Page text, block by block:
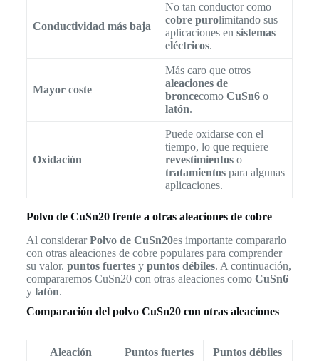
Conductividad más baja
No tan conductor como
cobre purolimitando sus
aplicaciones en sistemas
eléctricos.
Mayor coste
Más caro que otros
aleaciones de
broncecomo CuSn6o
latón.
Oxidación
Puede oxidarse con el
tiempo, lo que requiere
revestimientoso
tratamientospara algunas
aplicaciones.
Polvo de CuSn20 frente a otras aleaciones de cobre
Al considerarPolvo de CuSn20es importante compararlo
con otras aleaciones de cobre populares para comprender
su valor. puntos fuertesy puntos débiles. A continuación,
compararemos CuSn20 con otras aleaciones como CuSn6
y latón.
Comparación del polvo CuSn20 con otras aleaciones
Aleación Puntos fuertes Puntos débiles